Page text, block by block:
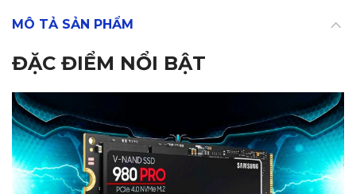
MÔ TẢ SẢN PHẨM
ĐẶC ĐIỂM NỔI BẬT